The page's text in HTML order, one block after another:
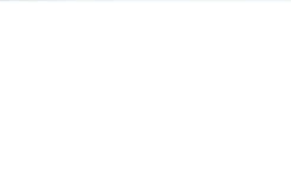
saúde, além de controle de acesso
MHz ou 13,56 kHz), além de
uma ampla variedade de